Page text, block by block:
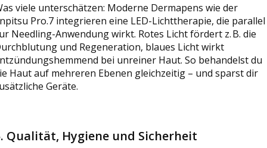
viele unterschätzen: Moderne Dermapens wie der
Pro.7 integrieren eine LED-Lichttherapie, die parallel
Needling-Anwendung wirkt. Rotes Licht fördert z. B. die
und Regeneration, blaues Licht wirkt
bei unreiner Haut. So behandelst du
Haut auf mehreren Ebenen gleichzeitig – und sparst dir
Geräte.
Qualität, Hygiene und Sicherheit